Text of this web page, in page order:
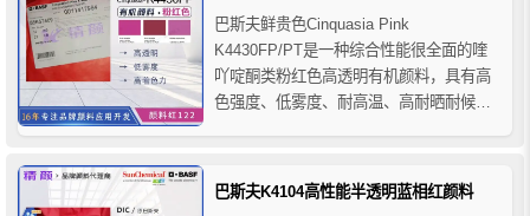
巴斯夫鲜贵色Cinquasia Pink
K4430FP/PT是一种综合性能很全面的喹
吖啶酮类粉红色高透明有机颜料，具有高
色强度、低雾度、耐高温、高耐晒耐候牢
能使其适用于几乎所有室内和大多数室外
产品应用，特别推荐用于PP聚丙烯纤维和
巴斯夫K4104高性能半透明蓝相红颜料